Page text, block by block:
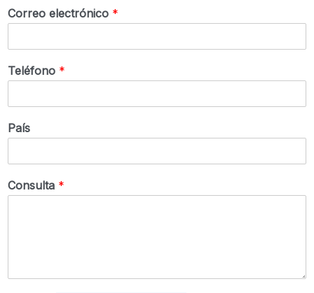
Correo electrónico *
Teléfono *
País
Consulta *